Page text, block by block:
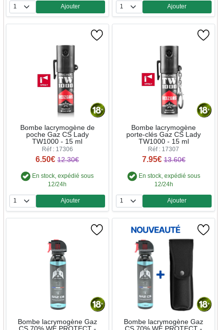
Quantité
Ajouter
Quantité
Ajouter
Bombe lacrymogène de
poche Gaz CS Lady
TW1000 - 15 ml
Réf : 17306
6.50€ 12.30€
En stock, expédié sous
12/24h
Quantité
Ajouter
Bombe lacrymogène
porte-clés Gaz CS Lady
TW1000 - 15 ml
Réf : 17307
7.95€ 13.60€
En stock, expédié sous
12/24h
Quantité
Ajouter
Bombe lacrymogène Gaz
Bombe lacrymogène Gaz